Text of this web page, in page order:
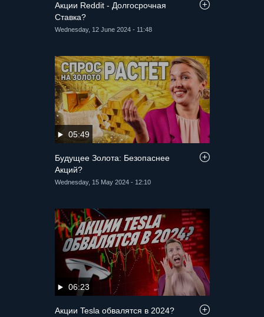
Акции Reddit - Долгосрочная
Ставка?
Wednesday, 12 June 2024 - 11:48
05:49
Будущее Золота: Безопаснее
Акций?
Wednesday, 15 May 2024 - 12:10
06:23
Акции Tesla обвалятся в 2024?